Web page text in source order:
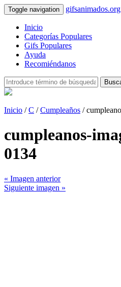
Toggle navigation gifsanimados.org
Inicio
Categorías Populares
Gifs Populares
Ayuda
Recomiéndanos
Inicio /C /Cumpleaños /
cumpleanos-
0134
« Imagen anterior
Siguiente imagen »